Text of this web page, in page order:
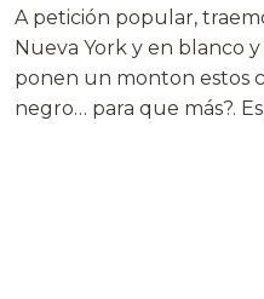
A petición popular,
Nueva York y en blanco
ponen un monton estos
negro… para que más?.